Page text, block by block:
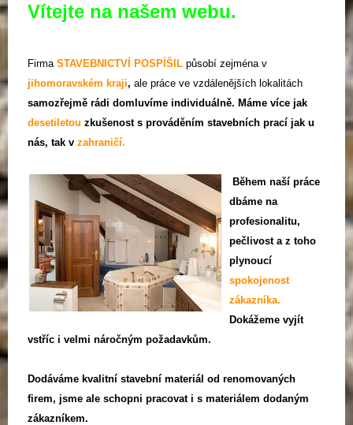
Vítejte na našem webu.
Firma STAVEBNICTVÍ POSPÍŠIL působí zejména v
jihomoravském kraji, ale práce ve vzdálenějších lokalitách
samozřejmě rádi domluvíme individuálně. Máme více jak
desetiletou zkušenost s prováděním stavebních prací jak u
nás, tak v zahraničí.
Během naší práce
dbáme na
profesionalitu,
pečlivost a z toho
plynoucí
spokojenost
zákazníka.
Dokážeme vyjít
vstříc i velmi náročným požadavkům.
Dodáváme kvalitní stavební materiál od renomovaných
firem, jsme ale schopni pracovat i s materiálem dodaným
zákazníkem.